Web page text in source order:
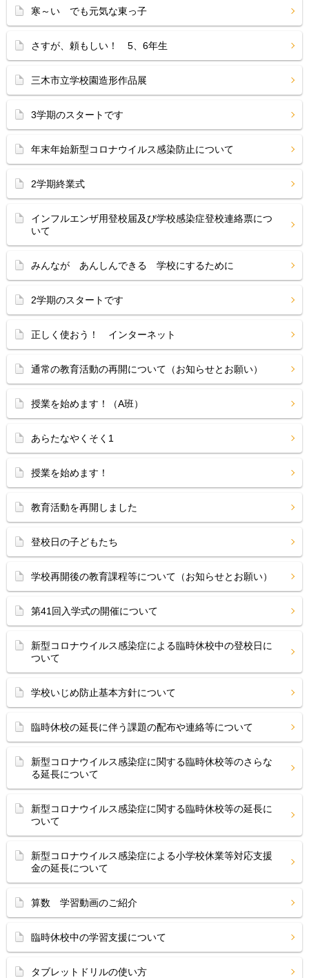
寒～い でも元気な東っ子
さすが、頼もしい！ 5、6年生
三木市立学校園造形作品展
3学期のスタートです
年末年始新型コロナウイルス感染防止について
2学期終業式
インフルエンザ用登校届及び学校感染症登校連絡票につ
いて
みんなが あんしんできる 学校にするために
2学期のスタートです
正しく使おう！ インターネット
通常の教育活動の再開について（お知らせとお願い）
授業を始めます！（A班）
あらたなやくそく1
授業を始めます！
教育活動を再開しました
登校日の子どもたち
学校再開後の教育課程等について（お知らせとお願い）
第41回入学式の開催について
新型コロナウイルス感染症による臨時休校中の登校日に
ついて
学校いじめ防止基本方針について
臨時休校の延長に伴う課題の配布や連絡等について
新型コロナウイルス感染症に関する臨時休校等のさらな
る延長について
新型コロナウイルス感染症に関する臨時休校等の延長に
ついて
新型コロナウイルス感染症による小学校休業等対応支援
金の延長について
算数 学習動画のご紹介
臨時休校中の学習支援について
タブレットドリルの使い方